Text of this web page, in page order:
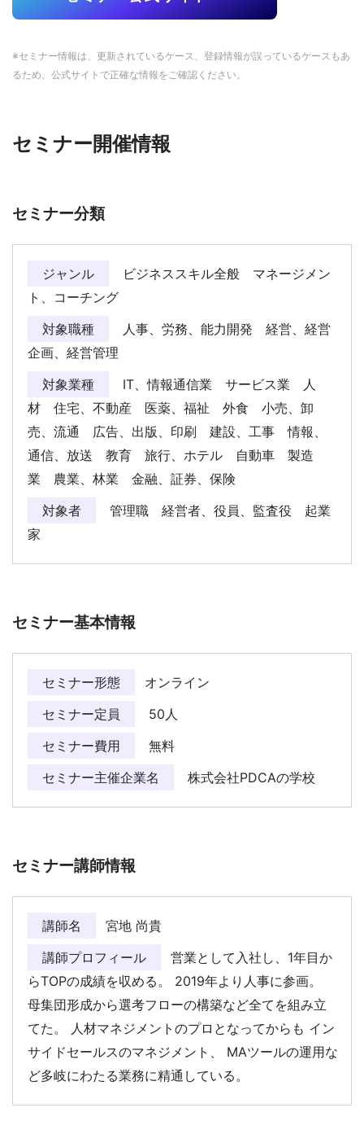
※セミナー情報は、更新されているケース、登録情報が誤っているケースもあ
るため、公式サイトで正確な情報をご確認ください。
セミナー開催情報
セミナー分類
ジャンル
ビジネススキル全般 マネージメン
ト、コーチング
対象職種
人事、労務、能力開発 経営、経営
企画、経営管理
対象業種
IT、情報通信業 サービス業 人
材 住宅、不動産 医薬、福祉 外食 小売、卸
売、流通 広告、出版、印刷 建設、工事 情報、
通信、放送 教育 旅行、ホテル 自動車 製造
業 農業、林業 金融、証券、保険
対象者
管理職 経営者、役員、監査役 起業
家
セミナー基本情報
セミナー形態
オンライン
セミナー定員
50人
セミナー費用
無料
セミナー主催企業名
株式会社PDCAの学校
セミナー講師情報
講師名
宮地 尚貴
講師プロフィール
営業として入社し、1年目か
らTOPの成績を収める。 2019年より人事に参画。
母集団形成から選考フローの構築など全てを組み立
てた。 人材マネジメントのプロとなってからも イン
サイドセールスのマネジメント、 MAツールの運用な
ど多岐にわたる業務に精通している。